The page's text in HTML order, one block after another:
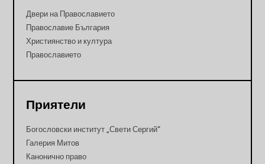
Двери на Православието
Православие България
Християнство и култура
Православието
Приятели
Богословски институт „Свети Сергий“
Галерия Митов
Канонично право